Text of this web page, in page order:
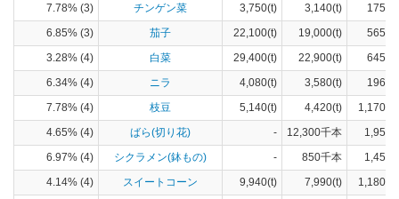
7.78% (3)
チンゲン菜 3,750(t) 3,140(t)
6.85% (3)
茄子 22,100(t) 19,000(t)
3.28% (4)
白菜 29,400(t) 22,900(t)
6.34% (4)
ニラ 4,080(t) 3,580(t)
7.78% (4)
枝豆 5,140(t) 4,420(t)
4.65% (4)
ばら(切り花) - 12,300千本
6.97% (4)
シクラメン(鉢もの) - 850千本
4.14% (4)
スイートコーン 9,940(t) 7,990(t)